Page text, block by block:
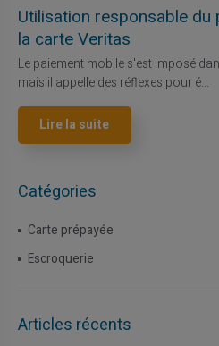
Utilisation responsable du
la carte Veritas
Le paiement mobile s'est imposé
mais il appelle des réflexes pour é...
Lire la suite
Catégories
Carte prépayée
Escroquerie
Articles récents